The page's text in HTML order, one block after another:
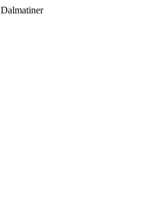
Dalmatiner